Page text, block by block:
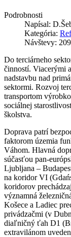
Podrobnosti
Napísal:
Kategória:
Návštevy:
Do terciárneho
činností. Viacerými
nadstavbu nad
sektormi. Rozvoj
transportom
sociálnej
školstva.
Doprava patrí
faktorom územia
Váhom. Hlavná
súčasťou pan-
Ljubljana –
na koridor VI
koridorov
významná
Košece a Ladiec
privádzačmi (v
diaľničný ťah D1
extravilánom